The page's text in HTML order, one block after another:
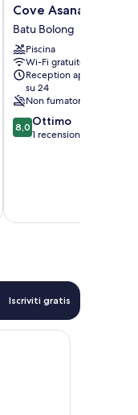
Cove
Asanaya
Batu
Bolong
Cove Asanaya
Batu Bolong
Piscina
Wi-Fi gratuito
Reception aperta 24 ore
su 24
Non fumatori
8.0
su
8,0 Ottimo
1 recensione
Iscriviti gratis